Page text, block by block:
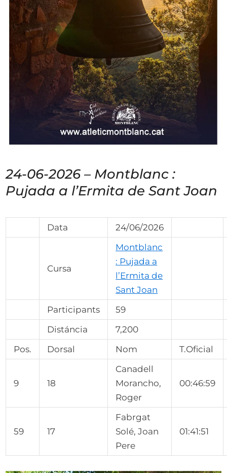
24-06-2026 – Montblanc :
Pujada a l’Ermita de Sant Joan
Data 24/06/2026
Cursa
Montblanc
: Pujada a
l’Ermita de
Sant Joan
Participants
59
Distáncia
7,200
Pos.
Dorsal Nom T.Oficial
9 18
Canadell
Morancho,
Roger
00:46:59
59 17
Fabrgat
Solé, Joan
Pere
01:41:51